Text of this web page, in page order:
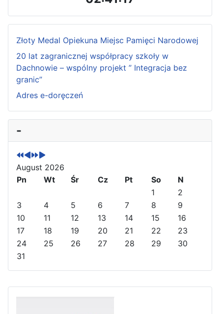
Złoty Medal Opiekuna Miejsc Pamięci Narodowej
20 lat zagranicznej współpracy szkoły w
Dachnowie – wspólny projekt ” Integracja bez
granic”
Adres e-doręczeń
-
P
r
e
v
i
o
s
Y
e
a
P
e
v
i
o
M
o
n
h
N
x
t
Y
N
x
t
M
August 2026
Pn
Wt Śr Cz Pt So
N
1
2
3
4 5 6 7 8
9
10
11 12 13 14 15
16
17
18 19 20 21 22
23
24
25 26 27 28 29
30
31